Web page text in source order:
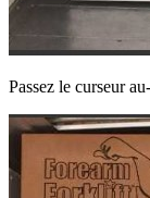
Passez le curseur